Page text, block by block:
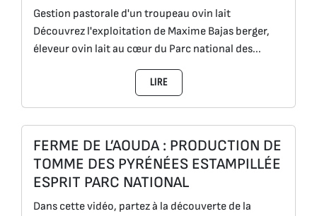
Gestion pastorale d'un troupeau ovin lait
Découvrez l'exploitation de Maxime Bajas berger,
éleveur ovin lait au cœur du Parc national des...
LIRE
FERME DE L’AOUDA : PRODUCTION DE
TOMME DES PYRÉNÉES ESTAMPILLÉE
ESPRIT PARC NATIONAL
Dans cette vidéo, partez à la découverte de la